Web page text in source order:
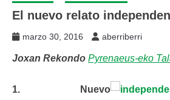
El nuevo relato
marzo 30, 2016 aberriberri
Joxan Rekondo Pyrenaeus-eko
1. Nuevo